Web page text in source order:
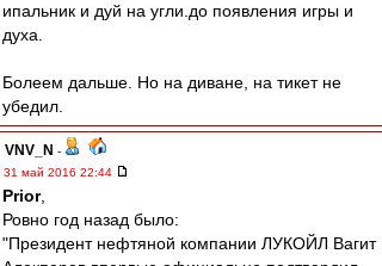
ипальник и дуй на угли.до появления игры и
духа.
Болеем дальше. Но на диване, на тикет не
убедил.
VNV_N -
31 май 2016 22:44
Prior,
Ровно год назад было:
"Президент нефтяной компании ЛУКОЙЛ Вагит